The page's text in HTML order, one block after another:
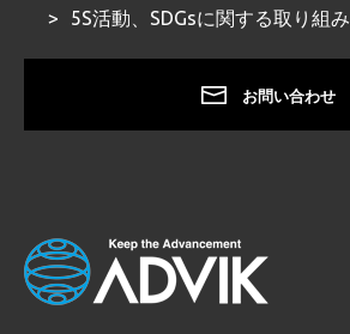
5S活動、SDGsに関する取り組み
お問い合わせ